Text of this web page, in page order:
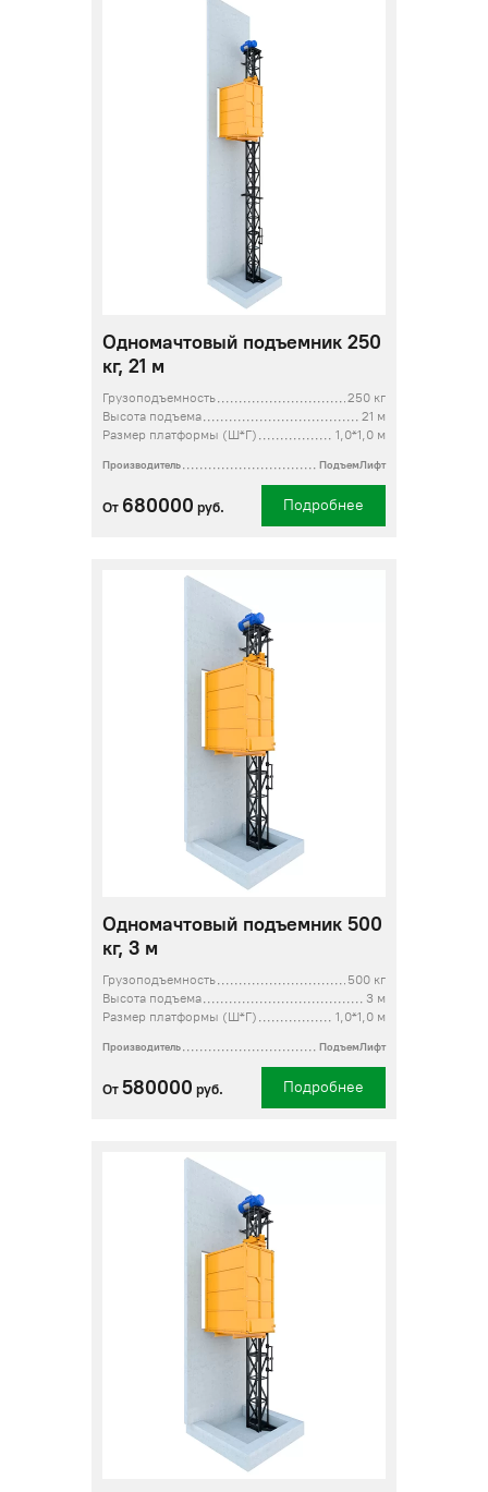
Одномачтовый подъемник 250
кг, 21 м
Грузоподъемность
250 кг
Высота подъема
21 м
Размер платформы (Ш*Г)
1,0*1,0 м
Производитель ПодъемЛифт
От 680000 руб. Подробнее
Одномачтовый подъемник 500
кг, 3 м
Грузоподъемность
500 кг
Высота подъема
3 м
Размер платформы (Ш*Г)
1,0*1,0 м
Производитель ПодъемЛифт
От 580000 руб. Подробнее